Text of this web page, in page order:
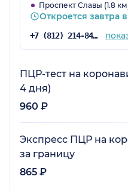
Проспект Славы (1.8
Откроется завтра
+7 (812) 214-84-90
ПЦР-тест на
4 дня)
960 ₽
Экспресс ПЦР на
за границу
865 ₽